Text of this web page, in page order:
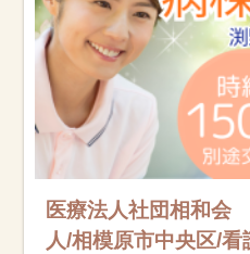
医療法人社団相和会
人/相模原市中央区/看